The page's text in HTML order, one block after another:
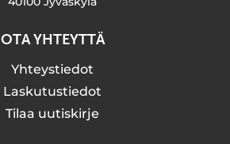
OTA YHTEYTTÄ
Yhteystiedot
Laskutustiedot
Tilaa uutiskirje